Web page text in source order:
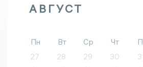
АВГУСТ
Пн Вт Ср Чт
27
28 29 30